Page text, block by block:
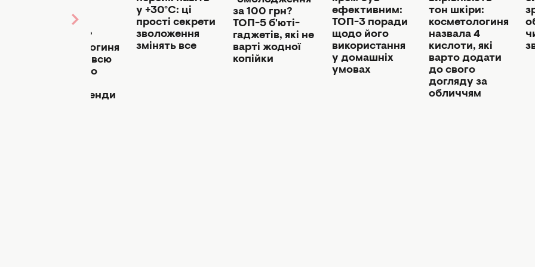
ніякого
ранкового
вмивання?
Дерматологиня
розповіла всю
правду про
beauty-тренди
у +30°C: ці
прості секрети
зволоження
змінять все
за 100 грн?
ТОП-5 б'юті-
гаджетів, які не
варті жодної
копійки
ефективним:
ТОП-3 поради
щодо його
використання
у домашніх
умовах
тон шкіри:
косметологиня
назвала 4
кислоти, які
варто додати
до свого
догляду за
обличчям